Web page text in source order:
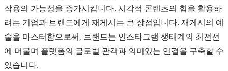
작용의 가능성을 증가시킵니다. 시각적 콘텐츠의 힘을 활용하
려는 기업과 브랜드에게 재게시는 큰 장점입니다. 재게시의 예
술을 마스터함으로써, 브랜드는 인스타그램 생태계의 최전선
에 머물며 플랫폼의 글로벌 관객과 의미있는 연결을 구축할 수
있습니다.